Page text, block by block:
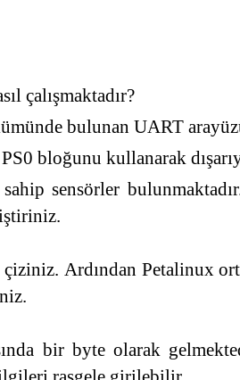
çalışmaktadır?
bulunan UART
bloğunu kullanarak
sensörler
çiziniz. Ardından Petalinux
bir byte olarak